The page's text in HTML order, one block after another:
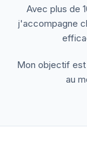
Avec plus de
j'accompagne
Mon objectif
au